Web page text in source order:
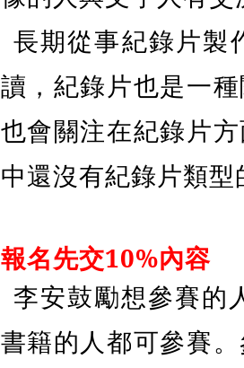
長期從事紀錄片製
讀，紀錄片也是一
也會關注在紀錄片
中還沒有紀錄片類
報名先交10%內容
李安鼓勵想參賽的
書籍的人都可參賽